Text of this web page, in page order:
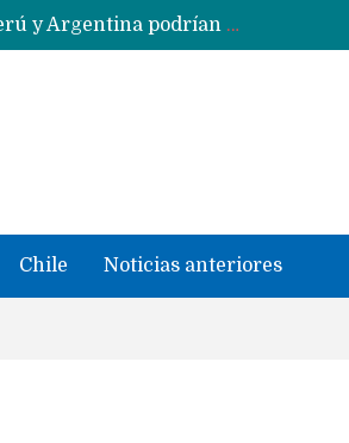
Data Centers de Huawei en Chile, México, Brasil,Perú y Argentina podrían verse afectados por arremetida de EE.UU
Ahora Honor copia diseño de los anillos traseros con pantalla del fabricante Oppo
Chile Noticias anteriores